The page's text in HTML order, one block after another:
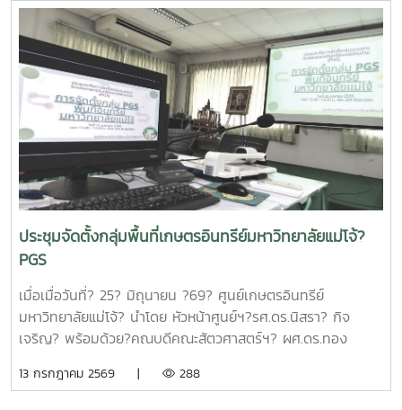
ศาสตราจารย์ ดร.สุบรรณ ฝอยกลาง รองผู้อำนวยการสำนักวิจัย
และส่งเสริมวิชาการการเกษตร ฝ่ายวิจัย มหาวิทยาลัยแม่โจ้ กล่าว
ต้อนรับและแนะนำมหาวิทยาลัยแม่โจ้แก่คณะผู้เข้าร่วมประชุมในการ
นี้ดร.อัญชัญ ชมภูพวง รองผู้อำนวยการหน่วยบริหารและจัดการ
ทุนด้านการเพิ่มความสามารถในการแข่งขัน ได้นำเสนอข้อมูล
กรอบการดำเนินงานของหน่วยบริหารและจัดการทุนฯ และสรุปผล
การดำเนินงานของมหาวิทยาลัยแม่โจ้ในช่วงปีงบประมาณ 2563
– 2568 และการนำเสนอความก้าวหน้าโครงการวิจัยที่ได้รับการ
สนับสนุนทุนจากหน่วยบริหารและจัดการทุนด้านการเพิ่มความ
สามารถในการแข่งขัน ณ ห้องประชุมรวงผึ้ง ชั้น 5 สำนัก
มหาวิทยาลัย มหาวิทยาลัยแม่โจ้ซึ่งการนำเสนอความก้าวหน้า
โครงการวิจัยที่ได้รับการสนับสนุนทุนจากหน่วยบริหารและจัดการ
ทุนด้านการเพิ่มความสามารถในการแข่งขัน จำนวน 6 โครงการ
ดังนี้1.โครงการ "กลยุทธ์การตลาดการท่องเที่ยวคาร์บอนสุทธิเป็น
ศูนย์สำหรับนักท่องเที่ยวเชิงอาสาสมัครในพื้นที่ภาคเหนือตอนบน"
โดย ดร.กาญจนา สมมิตร หัวหน้าโครงการ2.โครงการ "การ
ผู้ช่วยศาสตราจารย์ ดร.สุพัตรา วงศ์แสนใหม่ หัวหน้า
ประชุมจัดตั้งกลุ่มพื้นที่เกษตรอินทรีย์มหาวิทยาลัยแม่โจ้?
PGS
เมื่อเมื่อวันที่? 25? มิถุนายน ?69? ศูนย์เกษตรอินทรีย์
มหาวิทยาลัยแม่โจ้? นำโดย หัวหน้าศูนย์ฯ?รศ.ดร.นิสรา? กิจ
เจริญ? พร้อมด้วย?คณบดีคณะสัตวศาสตร์ฯ? ผศ.ดร.ทอง
รศ.ดร.อภินันท์? สุวรรณรักษ์? และคณาจารย์/?เจ้าหน้าที่จาก
13 กรกฎาคม 2569 | 288